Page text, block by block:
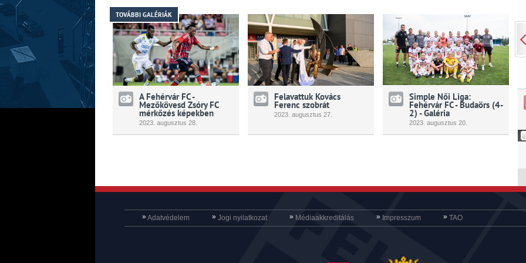
A Fehérvár FC -
Mezőkövesd Zsóry FC
mérkőzés képekben
2023. augusztus 28.
Felavattuk Kovács
Ferenc szobrát
2023. augusztus 27.
Simple Női Liga:
Fehérvár FC - Budaörs (4-
2) - Galéria
2023. augusztus 20.
TOVÁBBI GALÉRIÁK
»Adatvédelem » Jogi nyilatkozat » Médiaakkreditálás » Impresszum » TAO